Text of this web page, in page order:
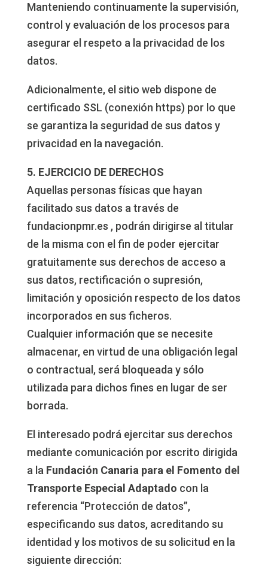
Manteniendo continuamente la supervisión,
control y evaluación de los procesos para
asegurar el respeto a la privacidad de los
datos.
Adicionalmente, el sitio web dispone de
certificado SSL (conexión https) por lo que
se garantiza la seguridad de sus datos y
privacidad en la navegación.
5. EJERCICIO DE DERECHOS
Aquellas personas físicas que hayan
facilitado sus datos a través de
fundacionpmr.es , podrán dirigirse al titular
de la misma con el fin de poder ejercitar
gratuitamente sus derechos de acceso a
sus datos, rectificación o supresión,
limitación y oposición respecto de los datos
incorporados en sus ficheros.
Cualquier información que se necesite
almacenar, en virtud de una obligación legal
o contractual, será bloqueada y sólo
utilizada para dichos fines en lugar de ser
borrada.
El interesado podrá ejercitar sus derechos
mediante comunicación por escrito dirigida
a la Fundación Canaria para el Fomento del
Transporte Especial Adaptado con la
referencia “Protección de datos”,
especificando sus datos, acreditando su
identidad y los motivos de su solicitud en la
siguiente dirección: